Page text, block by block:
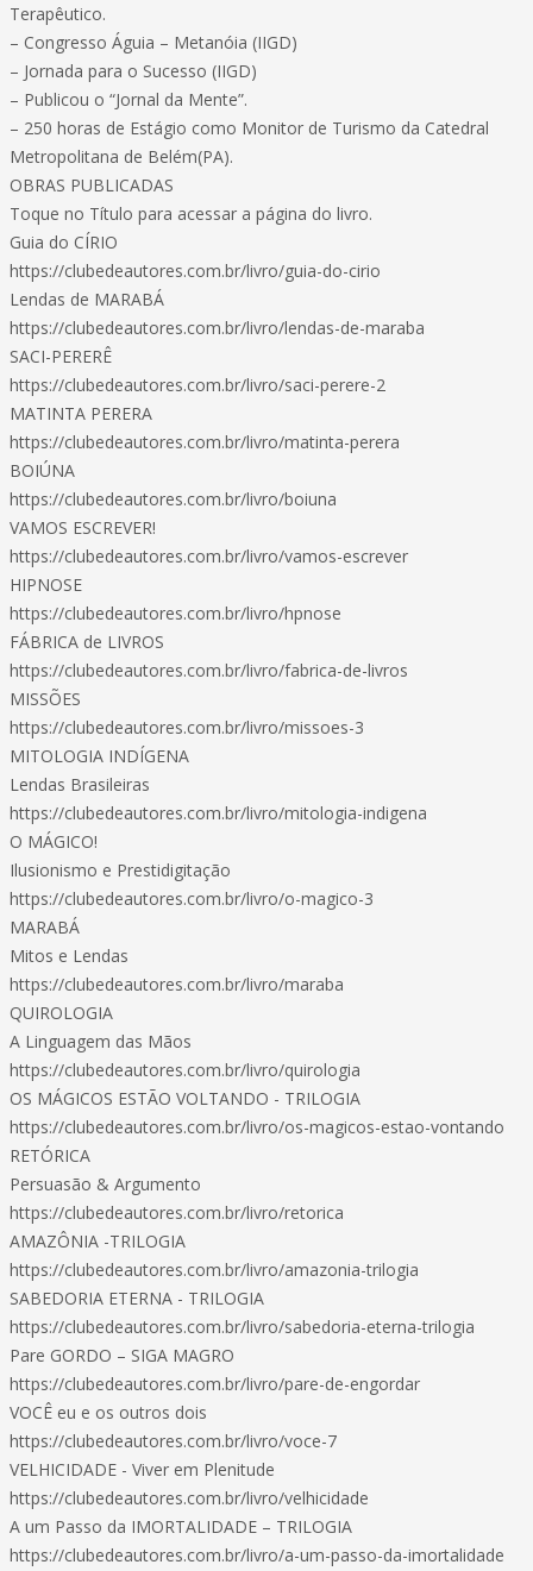
Terapêutico.
– Congresso Águia – Metanóia (IIGD)
– Jornada para o Sucesso (IIGD)
– Publicou o “Jornal da Mente”.
– 250 horas de Estágio como Monitor de Turismo da Catedral
Metropolitana de Belém(PA).
OBRAS PUBLICADAS
Toque no Título para acessar a página do livro.
Guia do CÍRIO
https://clubedeautores.com.br/livro/guia-do-cirio
Lendas de MARABÁ
https://clubedeautores.com.br/livro/lendas-de-maraba
SACI-PERERÊ
https://clubedeautores.com.br/livro/saci-perere-2
MATINTA PERERA
https://clubedeautores.com.br/livro/matinta-perera
BOIÚNA
https://clubedeautores.com.br/livro/boiuna
VAMOS ESCREVER!
https://clubedeautores.com.br/livro/vamos-escrever
HIPNOSE
https://clubedeautores.com.br/livro/hpnose
FÁBRICA de LIVROS
https://clubedeautores.com.br/livro/fabrica-de-livros
MISSÕES
https://clubedeautores.com.br/livro/missoes-3
MITOLOGIA INDÍGENA
Lendas Brasileiras
https://clubedeautores.com.br/livro/mitologia-indigena
O MÁGICO!
Ilusionismo e Prestidigitação
https://clubedeautores.com.br/livro/o-magico-3
MARABÁ
Mitos e Lendas
https://clubedeautores.com.br/livro/maraba
QUIROLOGIA
A Linguagem das Mãos
https://clubedeautores.com.br/livro/quirologia
OS MÁGICOS ESTÃO VOLTANDO - TRILOGIA
https://clubedeautores.com.br/livro/os-magicos-estao-vontando
RETÓRICA
Persuasão & Argumento
https://clubedeautores.com.br/livro/retorica
AMAZÔNIA -TRILOGIA
https://clubedeautores.com.br/livro/amazonia-trilogia
SABEDORIA ETERNA - TRILOGIA
https://clubedeautores.com.br/livro/sabedoria-eterna-trilogia
Pare GORDO – SIGA MAGRO
https://clubedeautores.com.br/livro/pare-de-engordar
VOCÊ eu e os outros dois
https://clubedeautores.com.br/livro/voce-7
VELHICIDADE - Viver em Plenitude
https://clubedeautores.com.br/livro/velhicidade
A um Passo da IMORTALIDADE – TRILOGIA
https://clubedeautores.com.br/livro/a-um-passo-da-imortalidade